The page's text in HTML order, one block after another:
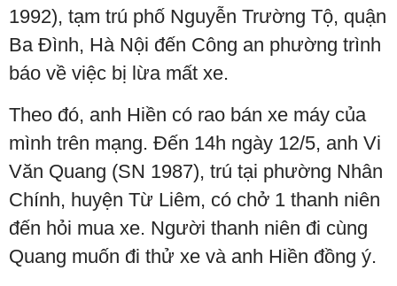
1992), tạm trú phố Nguyễn Trường Tộ, quận
Ba Đình, Hà Nội đến Công an phường trình
báo về việc bị lừa mất xe.
Theo đó, anh Hiền có rao bán xe máy của
mình trên mạng. Đến 14h ngày 12/5, anh Vi
Văn Quang (SN 1987), trú tại phường Nhân
Chính, huyện Từ Liêm, có chở 1 thanh niên
đến hỏi mua xe. Người thanh niên đi cùng
Quang muốn đi thử xe và anh Hiền đồng ý.